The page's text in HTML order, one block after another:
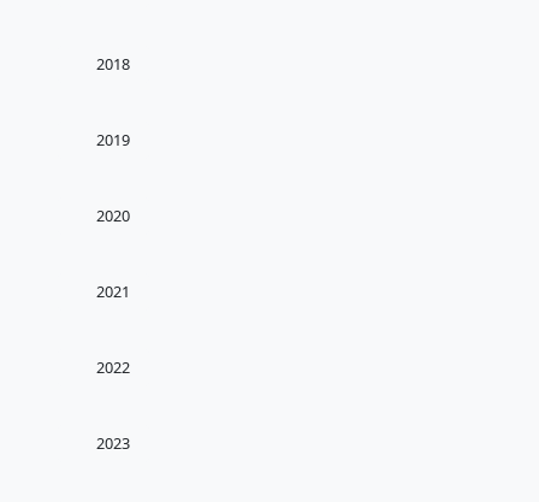
2018
2019
2020
2021
2022
2023